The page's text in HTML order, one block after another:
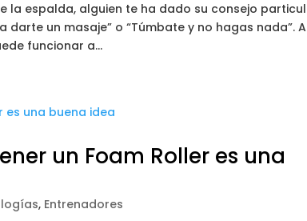
la espalda, alguien te ha dado su consejo
darte un masaje” o “Túmbate y no hagas nada”.
funcionar a...
un Foam Roller es una
, Entrenadores